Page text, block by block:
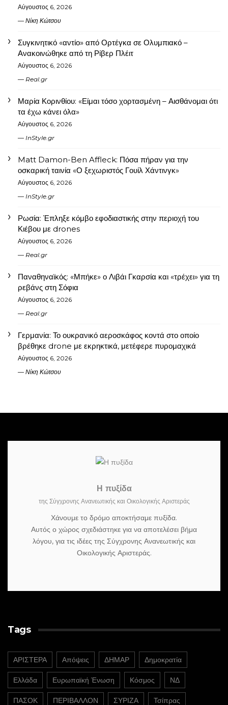
Αύγουστος 6, 2026
Νίκη Κώτσου
Συγκινητικό «αντίο» από Ορτέγκα σε Ολυμπιακό –
Ανακοινώθηκε από τη Ρίβερ Πλέιτ
Αύγουστος 6, 2026
Real.gr
Μαρία Κορινθίου: «Είμαι τόσο χορτασμένη – Αισθάνομαι ότι
τα έχω κάνει όλα»
Αύγουστος 6, 2026
InStyle.gr
Matt Damon-Ben Affleck: Πόσα πήραν για την
οσκαρική ταινία «Ο ξεχωριστός Γουίλ Χάντινγκ»
Αύγουστος 6, 2026
InStyle.gr
Ρωσία: Έπληξε κόμβο εφοδιαστικής στην περιοχή του
Κιέβου με drones
Αύγουστος 6, 2026
Real.gr
Παναθηναϊκός: «Μπήκε» ο Λιβάι Γκαρσία και «τρέχει» για τη
ρεβάνς στη Σόφια
Αύγουστος 6, 2026
Real.gr
Γερμανία: Το ουκρανικό αεροσκάφος κοντά στο οποίο
βρέθηκε drone με εκρηκτικά, μετέφερε πυρομαχικά
Αύγουστος 6, 2026
Νίκη Κώτσου
Η πυξίδα
της Σύγχρονης Ανανεωτικής και Οικολογικής Αριστεράς
Χάνουμε το δρόμο αποκτήσαμε πυξίδα.
Αυτός ο χώρος σχεδιάστηκε για να αποτελέσει βήμα
λόγου, για τις ιδέες της Σύγχρονης Ανανεωτικής και
Οικολογικής Αριστεράς.
Tags
ΑΡΙΣΤΕΡΑ Απόψεις ΔΗΜΑΡ Δημοκρατία
Ελλάδα Ευρωπαϊκή Ένωση Κόσμος ΝΔ
ΠΑΣΟΚ ΠΕΡΙΒΑΛΛΟΝ ΣΥΡΙΖΑ Τσίπρας